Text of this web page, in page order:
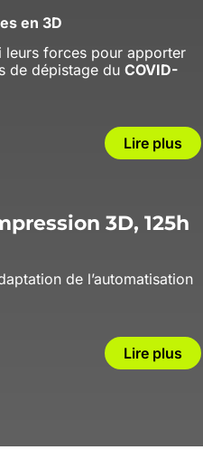
en 3D
leurs forces pour apporter
de dépistage du COVID-
Lire plus
3D, 125h
de l’automatisation
Lire plus